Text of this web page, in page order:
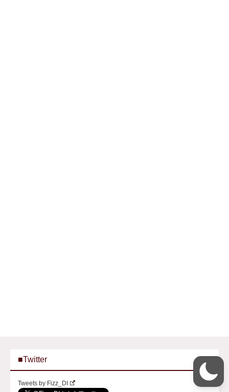
■Twitter
Tweets by Fizz_DI